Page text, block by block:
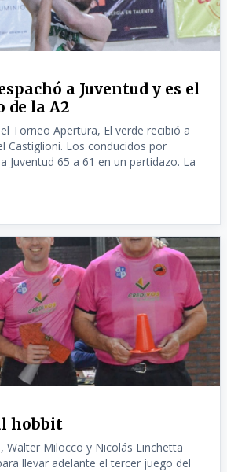
a Juventud y es el
de la A2
Torneo Apertura, El verde recibió a
Castiglioni. Los conducidos por
Juventud 65 a 61 en un partidazo. La
hobbit
Walter Milocco y Nicolás Linchetta
llevar adelante el tercer juego del